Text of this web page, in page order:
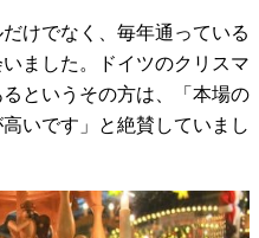
けでなく、毎年通っている
ました。ドイツのクリスマ
というその方は、「本場の
いです」と絶賛していまし